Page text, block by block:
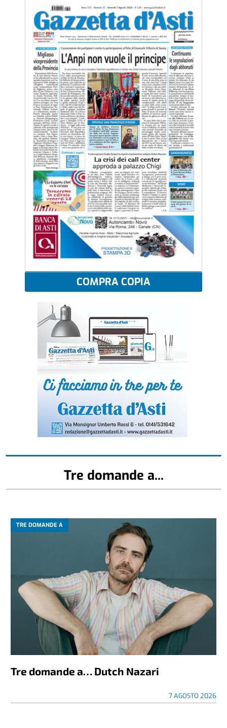
COMPRA COPIA
Tre domande a...
TRE DOMANDE A
Tre domande a… Dutch Nazari
7 AGOSTO 2026